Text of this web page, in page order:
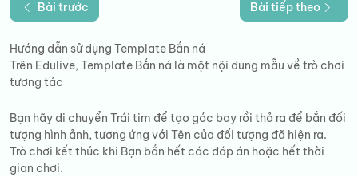
Bài trước Bài tiếp theo
Hướng dẫn sử dụng Template Bắn ná
Trên Edulive, Template Bắn ná là một nội dung mẫu về trò chơi
tương tác
Bạn hãy di chuyển Trái tim để tạo góc bay rồi thả ra để bắn đối
tượng hình ảnh, tương ứng với Tên của đối tượng đã hiện ra.
Trò chơi kết thúc khi Bạn bắn hết các đáp án hoặc hết thời
gian chơi.